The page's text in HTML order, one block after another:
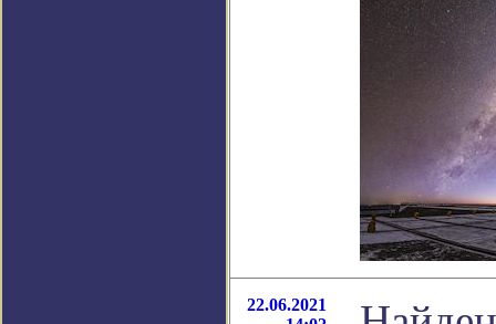
22.06.2021